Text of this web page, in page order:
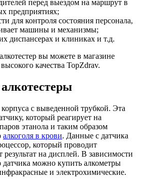
перед выездом на маршрут в
предприятиях;
для контроля состояния персонала,
машины и механизмы;
диспансерах и клиниках и т.д.
вы можете в магазине
качества TopZdrav.
корпуса с выведенной трубкой. Эта
который реагирует на
этанола и таким образом
алкоголя в крови. Данные с датчика
который проводит
на дисплей. В зависимости
датчика можно купить алкометры
и электрохимические.